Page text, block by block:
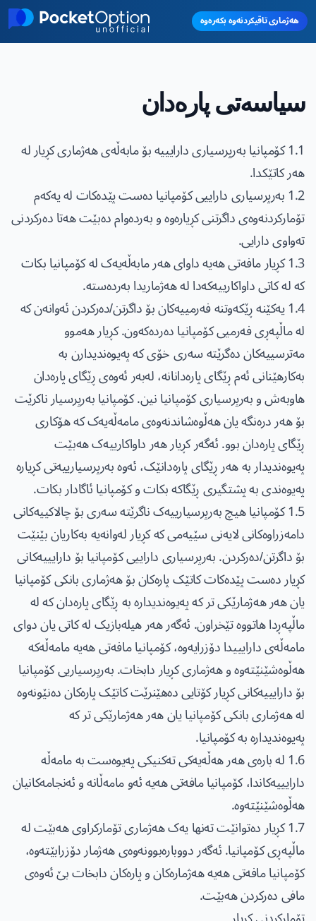
Skip to main content
هەژماری تاقیکردنەوە بکەرەوە
سیاسەتی پارەدان
1.1 کۆمپانیا بەرپرسیاری دارایییە بۆ مابەڵەی هەژماری کڕیار لە
هەر کاتێکدا.
1.2 بەرپرسیاری داراییی کۆمپانیا دەست پێدەکات لە یەکەم
تۆمارکردنەوەی داگرتنی کڕیارەوە و بەردەوام دەبێت هەتا دەرکردنی
تەواوی دارایی.
1.3 کڕیار مافەتی هەیە داوای هەر مابەڵەیەک لە کۆمپانیا بکات
کە لە کاتی داواکارییەکەدا لە هەژماریدا بەردەستە.
1.4 یەکێنە ڕێکەوتنە فەرمییەکان بۆ داگرتن/دەرکردن ئەوانەن کە
لە ماڵپەڕی فەرمیی کۆمپانیا دەردەکەون. کڕیار هەموو
مەترسییەکان دەگرێتە سەری خۆی کە پەیوەندیدارن بە
بەکارهێنانی ئەم ڕێگای پارەدانانە، لەبەر ئەوەی ڕێگای پارەدان
هاوبه‌ش و بەرپرسیاری کۆمپانیا نین. کۆمپانیا بەرپرسیار ناکرێت
بۆ هەر درەنگە یان هەڵوەشاندنەوەی مامەڵەیەک کە هۆکاری
ڕێگای پارەدان بوو. ئەگەر کڕیار هەر داواکارییەک هەبێت
پەیوەندیدار بە هەر ڕێگای پارەدانێک، ئەوە بەرپرسیارییەتی کڕیارە
پەیوەندی بە پشتگیری ڕێگاکە بکات و کۆمپانیا ئاگادار بکات.
1.5 کۆمپانیا هیچ بەرپرسیارییەک ناگرێتە سەری بۆ چالاکییەکانی
دامەزراوەکانی لایەنی سێیەمی کە کڕیار لەوانەیە بەکاریان بێنێت
بۆ داگرتن/دەرکردن. بەرپرسیاری داراییی کۆمپانیا بۆ دارایییەکانی
کڕیار دەست پێدەکات کاتێک پارەکان بۆ هەژماری بانکی کۆمپانیا
یان هەر هەژمارێکی تر کە پەیوەندیدارە بە ڕێگای پارەدان کە لە
ماڵپەڕدا هاتووە تێخراون. ئەگەر هەر هیلەبازیک لە کاتی یان دوای
مامەڵەی دارایییدا دۆزرایەوە، کۆمپانیا مافەتی هەیە مامەڵەکە
هەڵوەشێنێتەوە و هەژماری کڕیار دابخات. بەرپرسیاریی کۆمپانیا
بۆ دارایییەکانی کڕیار کۆتایی دەهێنرێت کاتێک پارەکان دەنێونەوە
لە هەژماری بانکی کۆمپانیا یان هەر هەژمارێکی تر کە
پەیوەندیدارە بە کۆمپانیا.
1.6 لە بارەی هەر هەڵەیەکی تەکنیکی پەیوەست بە مامەڵە
دارایییەکاندا، کۆمپانیا مافەتی هەیە ئەو مامەڵانە و ئەنجامەکانیان
هەڵوەشێنێتەوە.
1.7 کڕیار دەتوانێت تەنها یەک هەژماری تۆمارکراوی هەبێت لە
ماڵپەڕی کۆمپانیا. ئەگەر دووبارەبوونەوەی هەژمار دۆزرابێتەوە،
کۆمپانیا مافەتی هەیە هەژمارەکان و پارەکان دابخات بێ ئەوەی
مافی دەرکردن هەبێت.